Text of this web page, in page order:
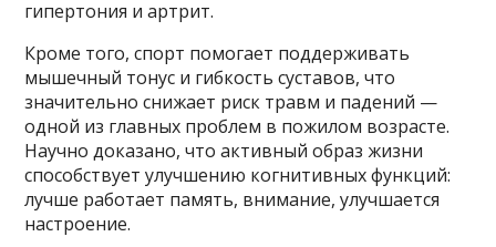
гипертония и артрит.
Кроме того, спорт помогает поддерживать
мышечный тонус и гибкость суставов, что
значительно снижает риск травм и падений —
одной из главных проблем в пожилом возрасте.
Научно доказано, что активный образ жизни
способствует улучшению когнитивных функций:
лучше работает память, внимание, улучшается
настроение.